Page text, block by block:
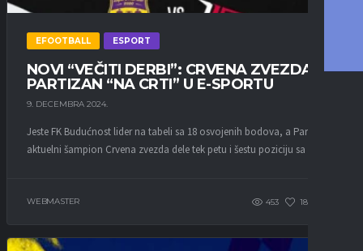
EFOOTBALL ESPORT
NOVI “VEČITI DERBI”: CRVENA ZVEZDA I
PARTIZAN “NA CRTI” U E-SPORTU
9. DECEMBRA 2024.
Jeste FK Budućnost lider na tabeli sa 18 osvojenih bodova, a Partizan i
aktuelni šampion Crvena zvezda dele tek petu i šestu poziciju sa pet...
WEBMASTER 453 183